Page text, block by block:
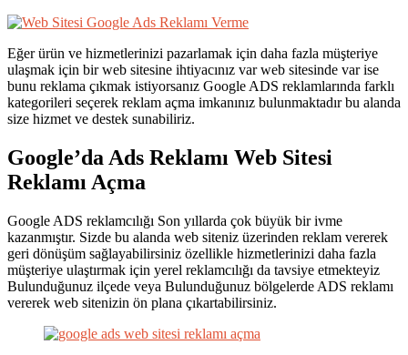
Eğer ürün ve hizmetlerinizi pazarlamak için daha fazla müşteriye
ulaşmak için bir web sitesine ihtiyacınız var web sitesinde var ise
bunu reklama çıkmak istiyorsanız Google ADS reklamlarında farklı
kategorileri seçerek reklam açma imkanınız bulunmaktadır bu alanda
size hizmet ve destek sunabiliriz.
Google’da Ads Reklamı Web Sitesi
Reklamı Açma
Google ADS reklamcılığı Son yıllarda çok büyük bir ivme
kazanmıştır. Sizde bu alanda web siteniz üzerinden reklam vererek
geri dönüşüm sağlayabilirsiniz özellikle hizmetlerinizi daha fazla
müşteriye ulaştırmak için yerel reklamcılığı da tavsiye etmekteyiz
Bulunduğunuz ilçede veya Bulunduğunuz bölgelerde ADS reklamı
vererek web sitenizin ön plana çıkartabilirsiniz.